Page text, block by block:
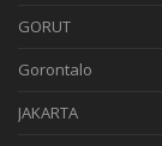
GORUT
Gorontalo
JAKARTA